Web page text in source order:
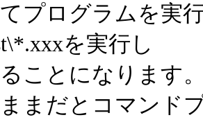
プログラムを実
を実行し
ことになります
まだとコマンド